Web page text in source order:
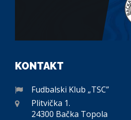
KONTAKT
Fudbalski Klub „TSC”
Plitvička 1.
24300 Bačka Topola